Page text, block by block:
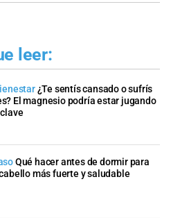
leer:
¿Te sentís cansado o sufrís
El magnesio podría estar jugando
Qué hacer antes de dormir para
más fuerte y saludable